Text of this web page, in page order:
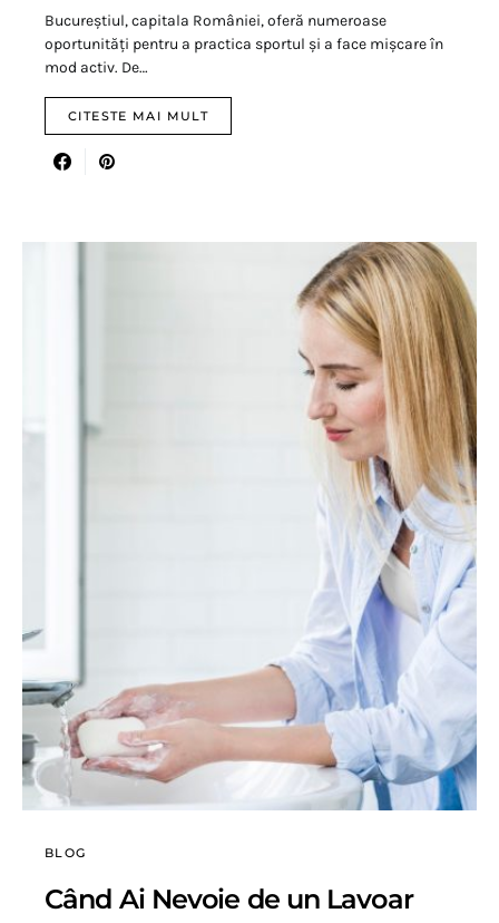
Bucureștiul, capitala României, oferă numeroase
oportunități pentru a practica sportul și a face mișcare în
mod activ. De…
CITESTE MAI MULT
BLOG
Când Ai Nevoie de un Lavoar